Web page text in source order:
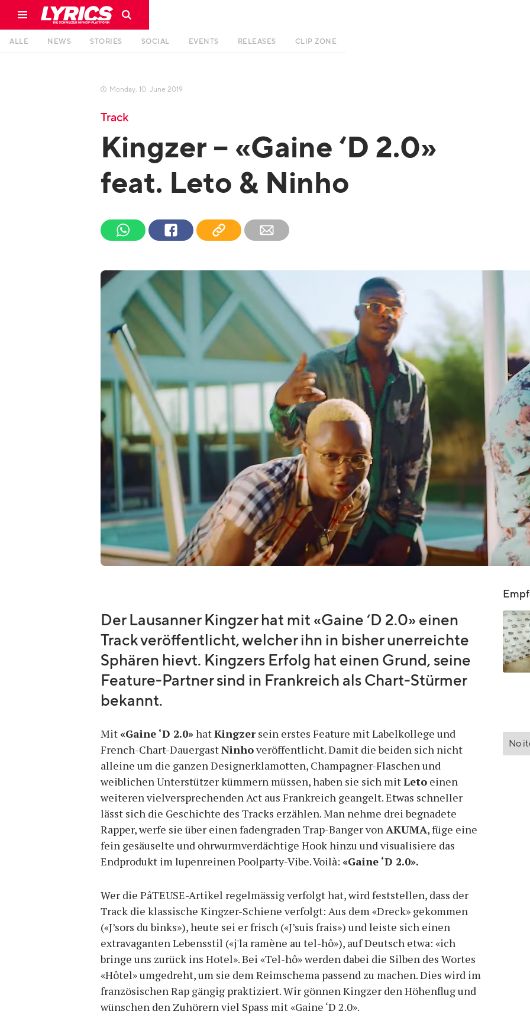
ALLE NEWS STORIES SOCIAL EVENTS RELEASES CLIP ZONE
 Monday, 10. June 2019
Track
Kingzer – «Gaine ‘D 2.0»
feat. Leto & Ninho
Der Lausanner Kingzer hat mit «Gaine ‘D 2.0» einen
Track veröffentlicht, welcher ihn in bisher unerreichte
Sphären hievt. Kingzers Erfolg hat einen Grund, seine
Feature-Partner sind in Frankreich als Chart-Stürmer
bekannt.
Mit«Gaine ‘D 2.0»hatKingzersein erstes Feature mit Labelkollege und
French-Chart-DauergastNinhoveröffentlicht. Damit die beiden sich nicht
alleine um die ganzen Designerklamotten, Champagner-Flaschen und
weiblichen Unterstützer kümmern müssen, haben sie sich mitLeto einen
weiteren vielversprechenden Act aus Frankreich geangelt. Etwas schneller
lässt sich die Geschichte des Tracks erzählen. Man nehme drei begnadete
Rapper, werfe sie über einen fadengraden Trap-Banger vonAKUMA, füge eine
fein gesäuselte und ohrwurmverdächtige Hook hinzu und visualisiere das
Endprodukt im lupenreinen Poolparty-Vibe. Voilà: «Gaine ‘D 2.0».
Wer die PâTEUSE-Artikel regelmässig verfolgt hat, wird feststellen, dass der
Track die klassische Kingzer-Schiene verfolgt: Aus dem «Dreck» gekommen
(«J’sors du binks»), heute sei er frisch («J’suis frais») und leiste sich einen
extravaganten Lebensstil («j'la ramène au tel-hô»), auf Deutsch etwa: «ich
bringe uns zurück ins Hotel». Bei «Tel-hô» werden dabei die Silben des Wortes
«Hôtel» umgedreht, um sie dem Reimschema passend zu machen. Dies wird im
französischen Rap gängig praktiziert. Wir gönnen Kingzer den Höhenflug und
wünschen den Zuhörern viel Spass mit «Gaine ‘D 2.0».
No